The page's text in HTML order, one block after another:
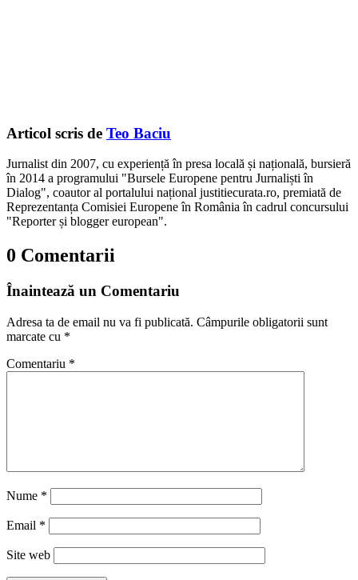
Articol scris de Teo Baciu
Jurnalist din 2007, cu experiență în presa locală și națională, bursieră
în 2014 a programului "Bursele Europene pentru Jurnaliști în
Dialog", coautor al portalului național justitiecurata.ro, premiată de
Reprezentanța Comisiei Europene în România în cadrul concursului
"Reporter și blogger european".
0 Comentarii
Înaintează un Comentariu
Adresa ta de email nu va fi publicată. Câmpurile obligatorii sunt
marcate cu *
Comentariu *
Nume *
Email *
Site web